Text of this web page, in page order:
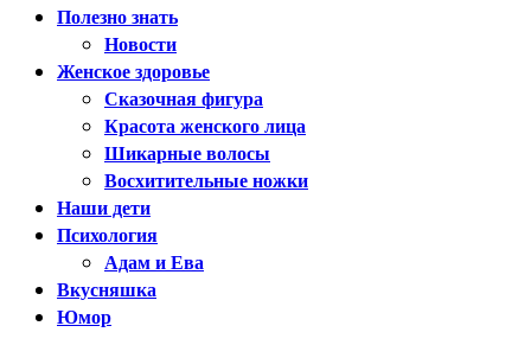
Полезно знать
Новости
Женское здоровье
Сказочная фигура
Красота женского лица
Шикарные волосы
Восхитительные ножки
Наши дети
Психология
Адам и Ева
Вкусняшка
Юмор